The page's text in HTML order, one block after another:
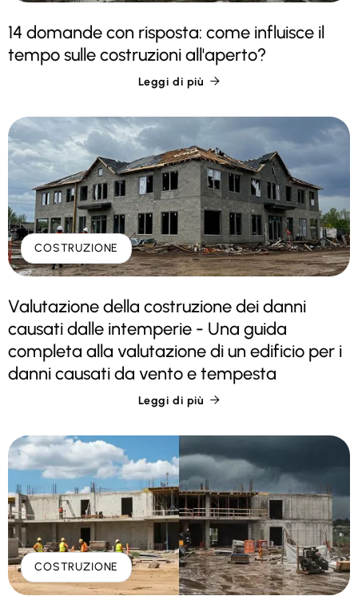
14 domande con risposta: come influisce il
tempo sulle costruzioni all'aperto?
Leggi di più 
COSTRUZIONE
Valutazione della costruzione dei danni
causati dalle intemperie - Una guida
completa alla valutazione di un edificio per i
danni causati da vento e tempesta
Leggi di più 
COSTRUZIONE